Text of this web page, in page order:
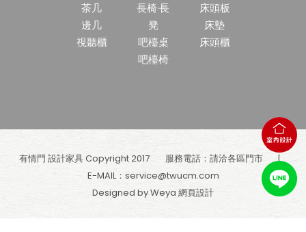
茶几
邊几
視聽櫃
長椅·長
凳
吧檯桌
吧檯椅
床頭板
床墊
床頭櫃
有情門 設計家具 Copyright 2017
服務電話：請洽各區門市
E-MAIL： service@twucm.com
Designed by Weya 網頁設計